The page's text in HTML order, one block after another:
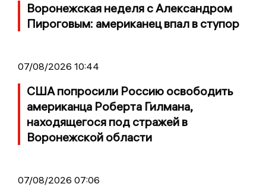
Воронежская неделя с Александром
Пироговым: американец впал в ступор
07/08/2026 10:44
США попросили Россию освободить
американца Роберта Гилмана,
находящегося под стражей в
Воронежской области
07/08/2026 07:06